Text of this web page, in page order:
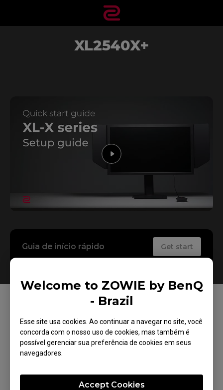
Welcome to ZOWIE by BenQ
- Brazil
Esse site usa cookies. Ao continuar a navegar no site, você
concorda com o nosso uso de cookies, mas também é
possível gerenciar sua preferência de cookies em seus
navegadores.
Accept Cookies
XL2540X+
Guia de início rápido Get start